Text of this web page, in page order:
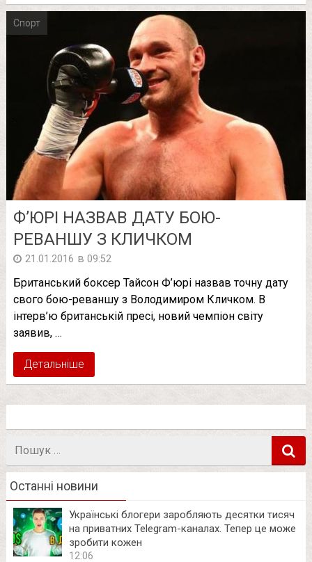
Спорт
Ф’ЮРІ НАЗВАВ ДАТУ БОЮ-
РЕВАНШУ З КЛИЧКОМ
21.01.2016 в 09:52
Британський боксер Тайсон Ф’юрі назвав точну дату
свого бою-реваншу з Володимиром Кличком. В
інтерв’ю британській пресі, новий чемпіон світу
заявив, …
Детальніше
Останні новини
Українські блогери заробляють десятки тисяч
на приватних Telegram-каналах. Тепер це може
зробити кожен
12:06